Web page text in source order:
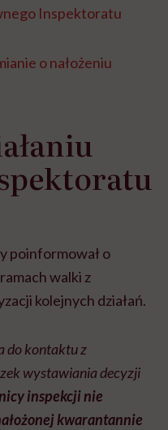
Inspektoratu
o nałożeniu
poinformował o
walki z
kolejnych działań.
do kontaktu z
wystawiania decyzji
inspekcji nie
kwarantannie